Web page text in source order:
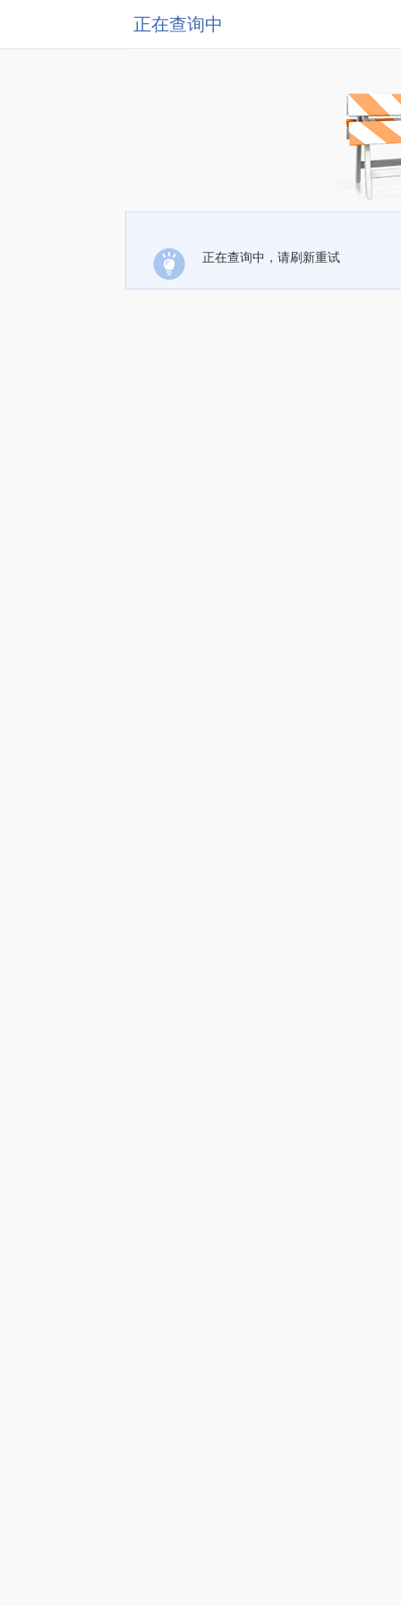
正在查询中
正在查询中，请刷新重试